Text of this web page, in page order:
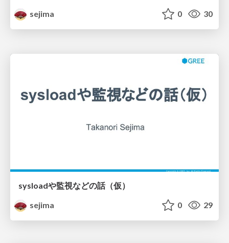
sejima
0 30
sysloadや監視などの話（仮）
sejima
0 29